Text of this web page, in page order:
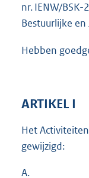
nr. IENW/
Bestuurlijke en
Hebben
ARTIKEL I
Het
gewijzigd:
A.